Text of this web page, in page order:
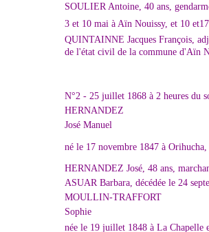
SOULIER Antoine, 40 ans,
3 et 10 mai à Aïn Nouissy, et 10
QUINTAINNE Jacques François,
de l'état civil de la commune d'Aïn
N°2 - 25 juillet 1868 à 2 heures du
HERNANDEZ
José Manuel
né le 17 novembre 1847 à
HERNANDEZ José, 48 ans,
ASUAR Barbara, décédée le 24
MOULLIN-TRAFFORT
Sophie
née le 19 juillet 1848 à La Chapelle